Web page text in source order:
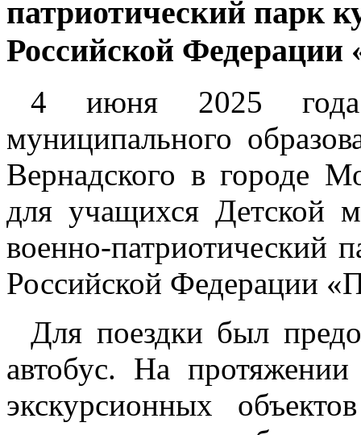
патриотический парк
Российской Федерации
4 июня 2025 года
муниципального
Вернадского в городе
для учащихся Детской
военно-патриотический
Российской Федерации
Для поездки был
автобус. На
экскурсионных